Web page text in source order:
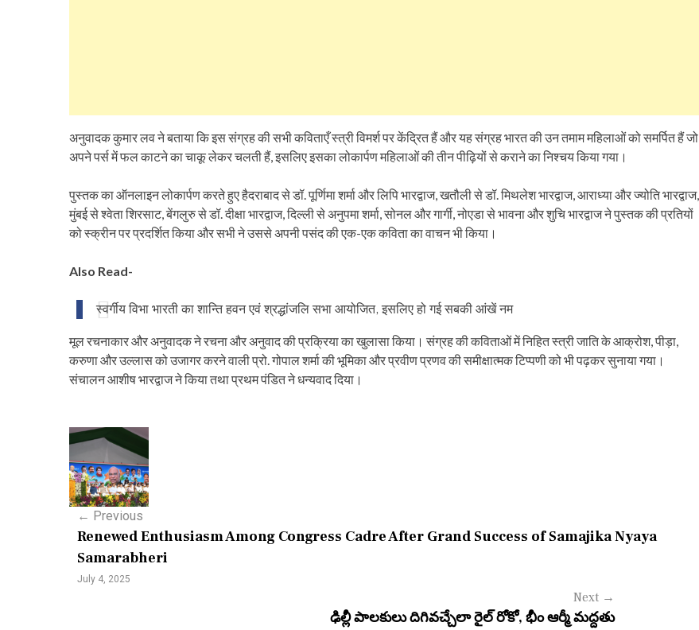
अनुवादक कुमार लव ने बताया कि इस संग्रह की सभी कविताएँ स्त्री विमर्श पर केंद्रित हैं और यह संग्रह भारत की उन तमाम महिलाओं को समर्पित हैं जो
अपने पर्स में फल काटने का चाकू लेकर चलती हैं, इसलिए इसका लोकार्पण महिलाओं की तीन पीढ़ियों से कराने का निश्चय किया गया।
पुस्तक का ऑनलाइन लोकार्पण करते हुए हैदराबाद से डॉ. पूर्णिमा शर्मा और लिपि भारद्वाज, खतौली से डॉ. मिथलेश भारद्वाज, आराध्या और ज्योति भारद्वाज,
मुंबई से श्वेता शिरसाट, बेंगलुरु से डॉ. दीक्षा भारद्वाज, दिल्ली से अनुपमा शर्मा, सोनल और गार्गी, नोएडा से भावना और शुचि भारद्वाज ने पुस्तक की प्रतियों
को स्क्रीन पर प्रदर्शित किया और सभी ने उससे अपनी पसंद की एक-एक कविता का वाचन भी किया।
Also Read-
स्वर्गीय विभा भारती का शान्ति हवन एवं श्रद्धांजलि सभा आयोजित, इसलिए हो गई सबकी आंखें नम
मूल रचनाकार और अनुवादक ने रचना और अनुवाद की प्रक्रिया का खुलासा किया। संग्रह की कविताओं में निहित स्त्री जाति के आक्रोश, पीड़ा,
करुणा और उल्लास को उजागर करने वाली प्रो. गोपाल शर्मा की भूमिका और प्रवीण प्रणव की समीक्षात्मक टिप्पणी को भी पढ़कर सुनाया गया।
संचालन आशीष भारद्वाज ने किया तथा प्रथम पंडित ने धन्यवाद दिया।
P
o
s
n
a
← Previous
Renewed Enthusiasm Among Congress Cadre After Grand Success of Samajika Nyaya
Samarabheri
July 4, 2025
Next →
ఢిల్లీ పాలకులు దిగివచ్చేలా రైల్ రోకో, భీం ఆర్మీ మద్దతు